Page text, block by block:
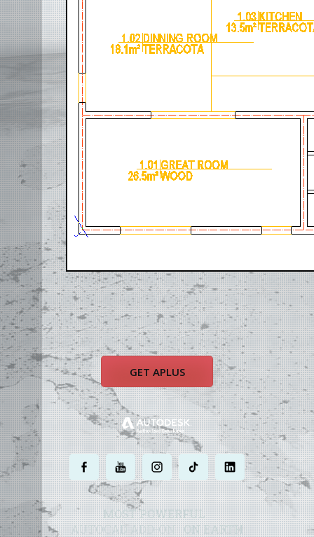
GET APLUS
. . . . .
MOST POWERFUL
AUTOCAD ADD-ONON EARTH